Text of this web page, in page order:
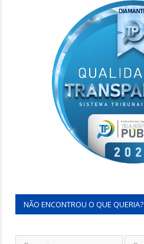
NÃO ENCONTROU O QUE QUERIA?